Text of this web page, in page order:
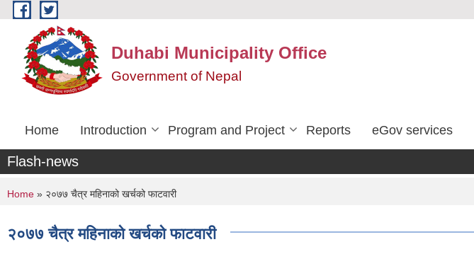
Skip to main content
Duhabi Municipality Office
Government of Nepal
Home Introduction Program and Project Reports eGov services
Flash-news
You are here
Home » २०७७ चैत्र महिनाको खर्चको फाटवारी
२०७७ चैत्र महिनाको खर्चको फाटवारी